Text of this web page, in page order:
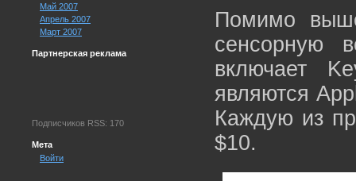
Май 2007
Апрель 2007
Март 2007
Партнерская реклама
Подписчиков RSS: 170
Мета
Войти
Помимо
сенсорную
включает
являются
Каждую из
$10.